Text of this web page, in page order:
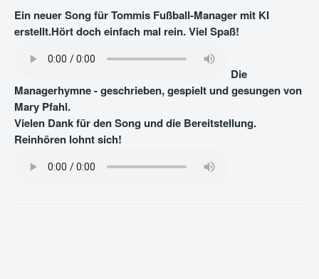
Ein neuer Song für Tommis Fußball-Manager mit KI
erstellt.Hört doch einfach mal rein. Viel Spaß!
Die
Managerhymne - geschrieben, gespielt und gesungen von
Mary Pfahl.
Vielen Dank für den Song und die Bereitstellung.
Reinhören lohnt sich!